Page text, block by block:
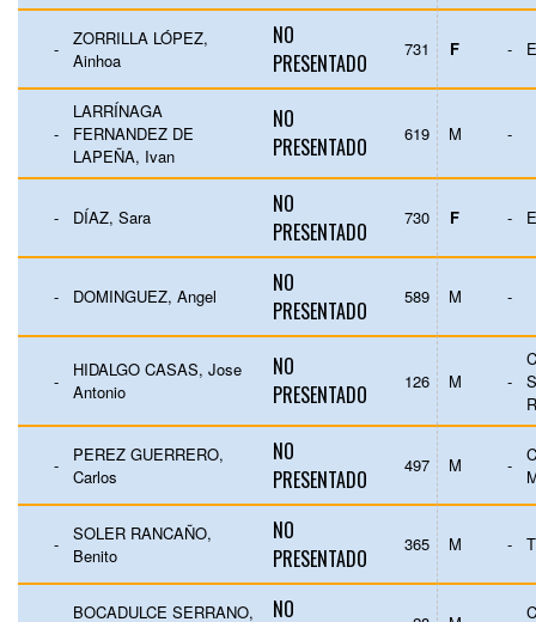
-
ZORRILLA LÓPEZ,
Ainhoa
NO
PRESENTADO
731 F -
-
LARRÍNAGA
FERNANDEZ DE
LAPEÑA, Ivan
NO
PRESENTADO
619 M -
- DÍAZ, Sara
NO
PRESENTADO
730 F -
- DOMINGUEZ, Angel
NO
PRESENTADO
589 M -
-
HIDALGO CASAS, Jose
Antonio
NO
PRESENTADO
126 M -
-
PEREZ GUERRERO,
Carlos
NO
PRESENTADO
497 M -
-
SOLER RANCAÑO,
Benito
NO
PRESENTADO
365 M -
BOCADULCE SERRANO,
NO